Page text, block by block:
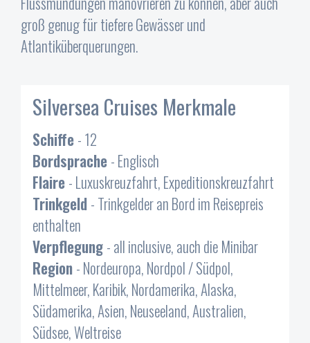
groß genug für tiefere Gewässer und
Atlantiküberquerungen.
Silversea Cruises Merkmale
Schiffe- 12
Bordsprache- Englisch
Flaire- Luxuskreuzfahrt, Expeditionskreuzfahrt
Trinkgeld- Trinkgelder an Bord im Reisepreis
enthalten
Verpflegung- all inclusive, auch die Minibar
Region- Nordeuropa, Nordpol / Südpol,
Mittelmeer, Karibik, Nordamerika, Alaska,
Südamerika, Asien, Neuseeland, Australien,
Südsee, Weltreise